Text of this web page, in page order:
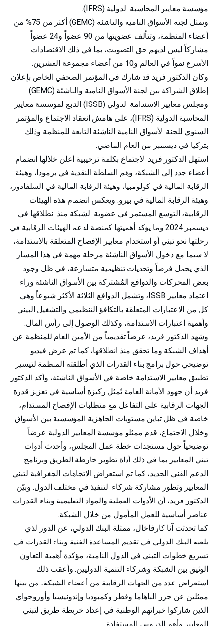
مؤسسة معايير المحاسبة الدولية (IFRS).
وتمثل لجنة الأسواق النامية والناشئة (GEMC) أكثر من 75% من
أعضاء المنظمة، وتتألف عضويتها من 90 عضواً و24 عضواً
مشاركاً ليس لديهم حق التصويت، بما في ذلك الاقتصادات
الأسرع نمواً في العالم و10 من أعضاء مجموعة العشرين.
وكان الدكتور فريد قد شارك في المؤتمر الصحفي الخاص بإعلان
إطلاق الشراكة بين لجنة الأسواق النامية والناشئة (GEMC)
ومجلس معايير الاستدامة الدولي (ISSB) التابع لمؤسسة معايير
المحاسبة الدولية (IFRS)، على هامش انعقاد الاجتماع والمؤتمر
السنوي للجنة الأسواق النامية الناشئة التابعة للمنظمة وذلك
بتركيا في ديسمبر من العام الماضي.
استهل الدكتور فريد الاجتماع بكلمة ترحيبية أعلن خلالها انضمام
أعضاء جدد إلى الشبكة، وهم السلطة النقدية في برمودا، وهيئة
الرقابة المالية في كولومبيا، وهيئة الرقابة المالية في السلفادور،
وهيئة الرقابة المالية في بيرو. ويعكس انضمام هذه الهيئات
الرقابية، التوسع المستمر في عضوية الشبكة منذ انطلاقها في
ديسمبر 2024 وما يؤكد أهميتها كمنصة لدعم الهيئات الرقابية في
رحلتها نحو تبني أو استخدام معايير الإفصاح المتعلقة بالاستدامة،
لا سيما مع دخول الأسواق الناشئة مرحلة مهمة في هذا المسار
الذي يحمل فرصاً وتحديات تنظيمية متسارعة، في ظل وجود
بعض المحركات والدوافع المُشتركة بين الأسواق الناشئة وراء
اعتماد معايير ISSB، وتشمل الدوافع الثلاثة الأكثر شيوعاً وهي
كل من الاعتبارات المتعلقة بالتكافؤ التنظيمي والتشغيل البيني
وأهمية اعتبارات الاستدامة، وكذلك الوصول إلى رأس المال.
وشهد الدكتور فريد، عرضاً تقديمياً من الأمين العام للمنظمة عن
أهداف الشبكة وما تحقق منذ انطلاقها، كما تم عرض فيديو
توضيحي حول برامج بناء القدرات الذي أطلقته المنظمة لتيسير
تطبيق معايير الاستدامة خاصة في الأسواق الناشئة، وأكد الدكتور
فريد أن جهود الأمانة العامة تُمثل ركيزة أساسية في تعزيز قدرة
الجهات الرقابية على التفاعل مع متطلبات الإفصاح المستدام،
خاصة في ظل تباين مستويات الجاهزية المؤسسية بين الأسواق.
وخلال الاجتماع، قدم ممثلو مؤسسة المعايير الدولية عرضاً
توضيحياً حول مستجدات خطة عمل المجلس، وأحدث أدوات
تبني المعايير بما في ذلك أداة تطوير خارطة الطريق وبرنامج
الدعم الفني الجديد، كما تم استعراض الاتجاهات الجغرافية لتبني
المعايير وتطور مشاركة شركاء التنفيذ في مختلف الدول. وبيّن
الدكتور فريد، أن الأدوات العملية والمواد التعليمية وبناء القدرات
عناصر أساسية للعمل المأمول من خلال الشبكة.
كما تحدثت آنا كارفاخال، ممثلة البنك الدولي، عن الدور لذي
يلعبه البنك الدولي في تقديم المساعدة الفنية وبناء القدرات في
تسريع خطوات التبني في الدول النامية، مؤكدة أهمية التعاون
الوثيق بين الشبكة وشركاء التنمية الدوليين. وأعقب ذلك
استعراض عدد من الجهات الرقابية من أعضاء الشبكة، من بينها
ممثلين عن جزر الباهاما وقطر وكمبوديا وإندونيسيا وأوروجواي
الذين شاركوا خبراتهم الوطنية في إعداد خريطة طريق لتبني
المعايير وأهم الدروس المستفادة.